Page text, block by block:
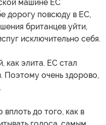
машине ЕС
дорогу повсюду в ЕС,
британцев уйти,
исключительно себя.
как элита. ЕС стал
Поэтому очень здорово,
до того, как в